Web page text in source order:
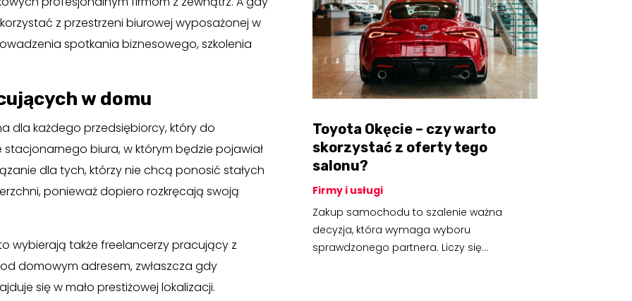
z przestrzeni biurowej wyposażonej w
spotkania biznesowego, szkolenia
w domu
dla każdego przedsiębiorcy, który do
biura, w którym będzie pojawiał
dla tych, którzy nie chcą ponosić stałych
ponieważ dopiero rozkręcają swoją
wybierają także freelancerzy pracujący z
domowym adresem, zwłaszcza gdy
się w mało prestiżowej lokalizacji.
Toyota Okęcie – czy warto
skorzystać z oferty tego
salonu?
Firmy i usługi
Zakup samochodu to szalenie ważna
decyzja, która wymaga wyboru
sprawdzonego partnera. Liczy się...